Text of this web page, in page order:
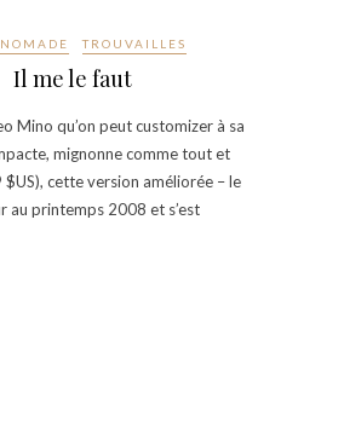
TROUVAILLES
Il me le faut
Mino qu’on peut customizer à sa
mignonne comme tout et
cette version améliorée – le
au printemps 2008 et s’est